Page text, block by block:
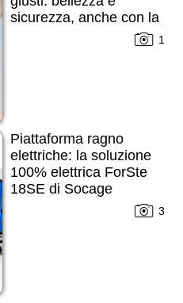
sicurezza, anche con la
1
Piattaforma ragno
elettriche: la soluzione
100% elettrica ForSte
18SE di Socage
3